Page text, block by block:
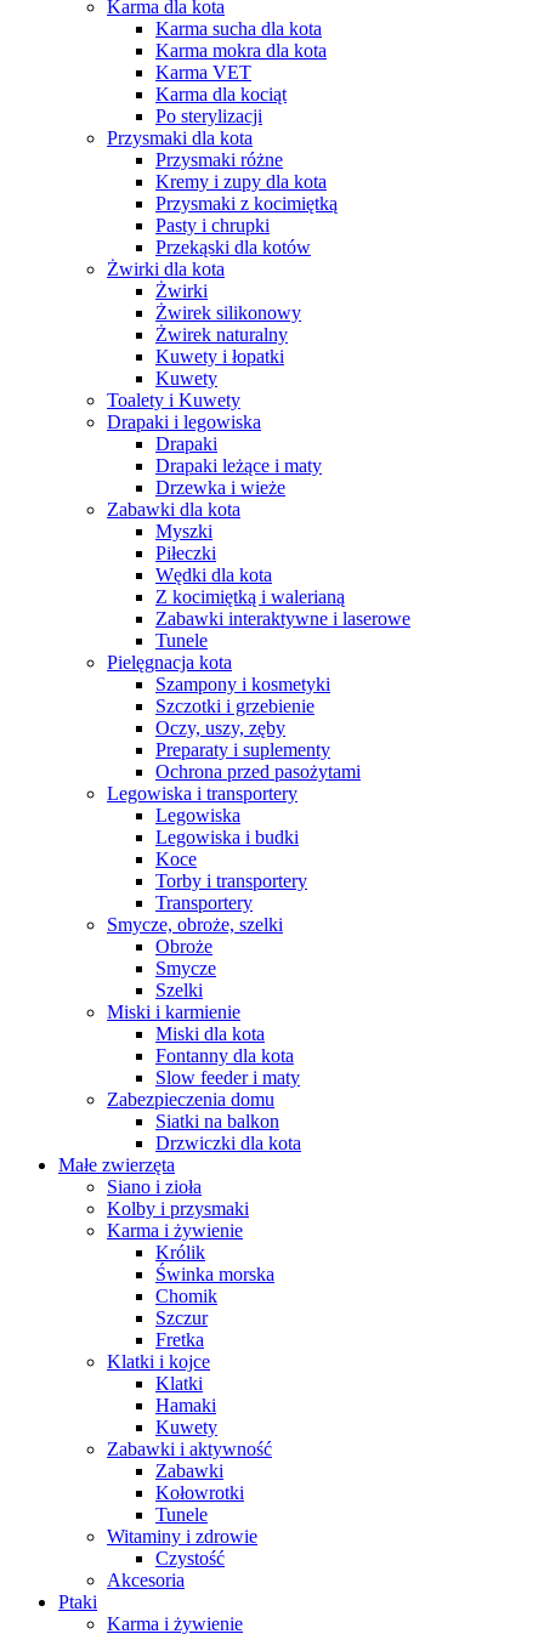
Karma dla kota
Karma sucha dla kota
Karma mokra dla kota
Karma VET
Karma dla kociąt
Po sterylizacji
Przysmaki dla kota
Przysmaki różne
Kremy i zupy dla kota
Przysmaki z kocimiętką
Pasty i chrupki
Przekąski dla kotów
Żwirki dla kota
Żwirki
Żwirek silikonowy
Żwirek naturalny
Kuwety i łopatki
Kuwety
Toalety i Kuwety
Drapaki i legowiska
Drapaki
Drapaki leżące i maty
Drzewka i wieże
Zabawki dla kota
Myszki
Piłeczki
Wędki dla kota
Z kocimiętką i walerianą
Zabawki interaktywne i laserowe
Tunele
Pielęgnacja kota
Szampony i kosmetyki
Szczotki i grzebienie
Oczy, uszy, zęby
Preparaty i suplementy
Ochrona przed pasożytami
Legowiska i transportery
Legowiska
Legowiska i budki
Koce
Torby i transportery
Transportery
Smycze, obroże, szelki
Obroże
Smycze
Szelki
Miski i karmienie
Miski dla kota
Fontanny dla kota
Slow feeder i maty
Zabezpieczenia domu
Siatki na balkon
Drzwiczki dla kota
Małe zwierzęta
Siano i zioła
Kolby i przysmaki
Karma i żywienie
Królik
Świnka morska
Chomik
Szczur
Fretka
Klatki i kojce
Klatki
Hamaki
Kuwety
Zabawki i aktywność
Zabawki
Kołowrotki
Tunele
Witaminy i zdrowie
Czystość
Akcesoria
Ptaki
Karma i żywienie